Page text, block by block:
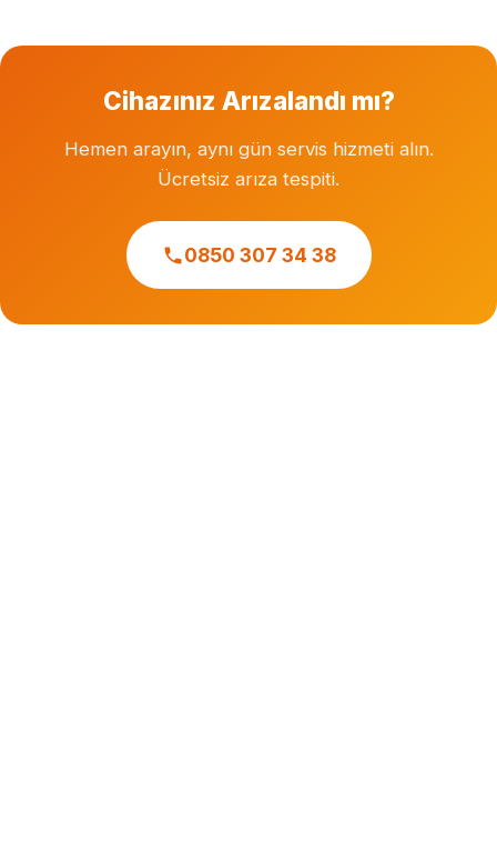
Cihazınız Arızalandı mı?
Hemen arayın, aynı gün servis hizmeti alın.
Ücretsiz arıza tespiti.
0850 307 34 38